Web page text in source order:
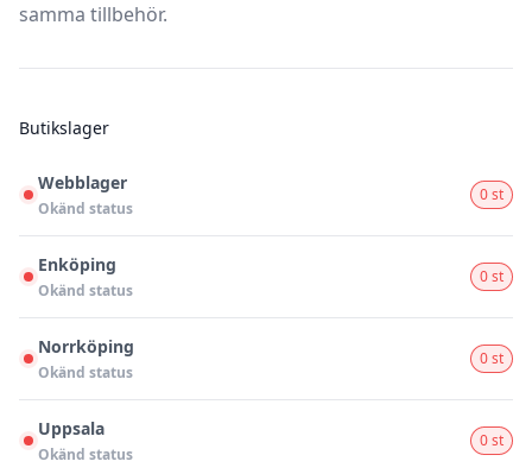
samma tillbehör.
Butikslager
Webblager
Okänd status
0 st
Enköping
Okänd status
0 st
Norrköping
Okänd status
0 st
Uppsala
Okänd status
0 st